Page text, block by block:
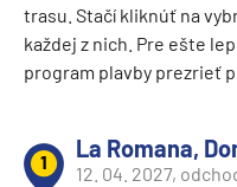
trasu. Stačí kliknúť na
každej z nich. Pre ešte
program plavby prezrieť
1 La Romana,
12. 04. 2027,